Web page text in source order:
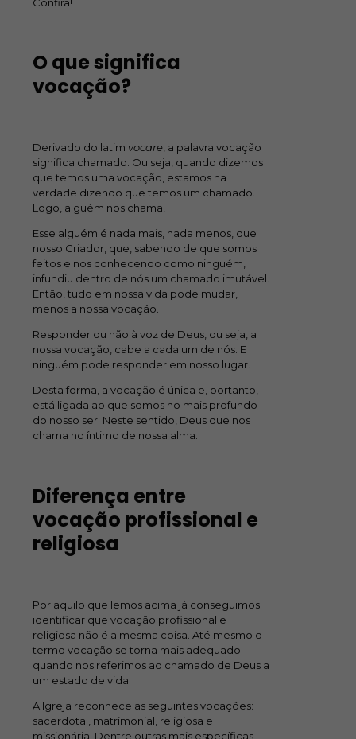
O que significa
vocação?
Derivado do latim vocare, a palavra vocação
significa chamado. Ou seja, quando dizemos
que temos uma vocação, estamos na
verdade dizendo que temos um chamado.
Logo, alguém nos chama!
Esse alguém é nada mais, nada menos, que
nosso Criador, que, sabendo de que somos
feitos e nos conhecendo como ninguém,
infundiu dentro de nós um chamado imutável.
Então, tudo em nossa vida pode mudar,
menos a nossa vocação.
Responder ou não à voz de Deus, ou seja, a
nossa vocação, cabe a cada um de nós. E
ninguém pode responder em nosso lugar.
Desta forma, a vocação é única e, portanto,
está ligada ao que somos no mais profundo
do nosso ser. Neste sentido, Deus que nos
chama no íntimo de nossa alma.
Diferença entre
vocação profissional e
religiosa
Por aquilo que lemos acima já conseguimos
identificar que vocação profissional e
religiosa não é a mesma coisa. Até mesmo o
termo vocação se torna mais adequado
quando nos referimos ao chamado de Deus a
um estado de vida.
A Igreja reconhece as seguintes vocações:
sacerdotal, matrimonial, religiosa e
missionária. Dentre outras mais específicas,